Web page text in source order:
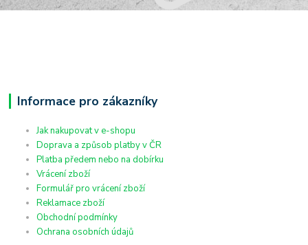
Informace pro zákazníky
Jak nakupovat v e-shopu
Doprava a způsob platby v ČR
Platba předem nebo na dobírku
Vrácení zboží
Formulář pro vrácení zboží
Reklamace zboží
Obchodní podmínky
Ochrana osobních údajů